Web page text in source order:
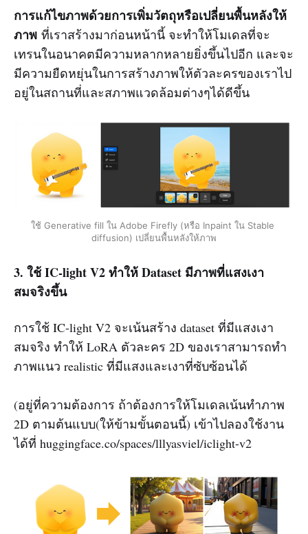
การแก้ไขภาพด้วยการเพิ่มวัตถุหรือเปลี่ยนพื้นหลังให้
ภาพ ที่เราสร้างมาก่อนหน้านี้ จะทำให้โมเดลที่จะ
เทรนในอนาคตมีความหลากหลายยิ่งขึ้นไปอีก และจะ
มีความยืดหยุ่นในการสร้างภาพให้ตัวละครของเราไป
อยู่ในสถานที่และสภาพแวดล้อมต่างๆได้ดีขึ้น
ใช้ Generative fill ใน Adobe Firefly (หรือ Inpaint ใน Stable
diffusion) เปลี่ยนพื้นหลังให้ภาพ
3. ใช้ IC-light V2 ทำให้ Dataset มีภาพที่แสงเงา
สมจริงขึ้น
การใช้ IC-light V2 จะเน้นสร้าง dataset ที่มีแสงเงา
สมจริง ทำให้ LoRA ตัวละคร 2D ของเราสามารถทำ
ภาพแนว realistic ที่มีแสงและเงาที่ซับซ้อนได้
(อยู่ที่ความต้องการ ถ้าต้องการให้โมเดลเน้นทำภาพ
2D ตามต้นแบบ(ให้ข้ามขั้นตอนนี้) เข้าไปลองใช้งาน
ได้ที่ huggingface.co/spaces/lllyasviel/iclight-v2